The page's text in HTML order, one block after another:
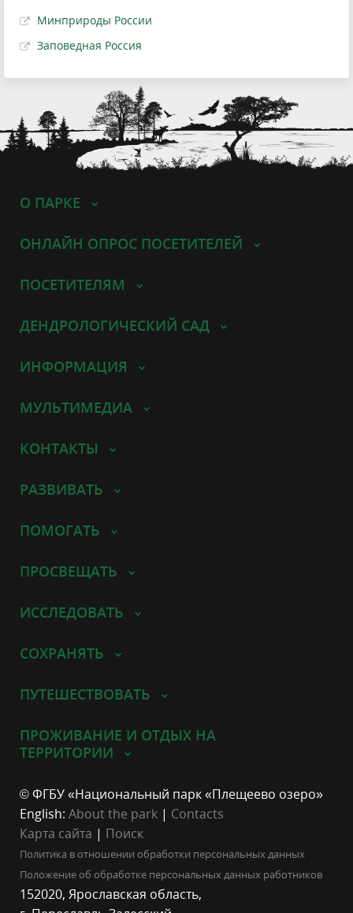
Минприроды России
Заповедная Россия
О ПАРКЕ
ОНЛАЙН ОПРОС ПОСЕТИТЕЛЕЙ
ПОСЕТИТЕЛЯМ
ДЕНДРОЛОГИЧЕСКИЙ САД
ИНФОРМАЦИЯ
МУЛЬТИМЕДИА
КОНТАКТЫ
РАЗВИВАТЬ
ПОМОГАТЬ
ПРОСВЕЩАТЬ
ИССЛЕДОВАТЬ
СОХРАНЯТЬ
ПУТЕШЕСТВОВАТЬ
ПРОЖИВАНИЕ И ОТДЫХ НА
ТЕРРИТОРИИ
© ФГБУ «Национальный парк «Плещеево озеро»
English: About the park | Contacts
Карта сайта | Поиск
Политика в отношении обработки персональных данных
Положение об обработке персональных данных работников
152020, Ярославская область,